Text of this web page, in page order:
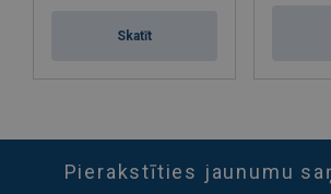
Skatīt
Pierakstīties jaunumu